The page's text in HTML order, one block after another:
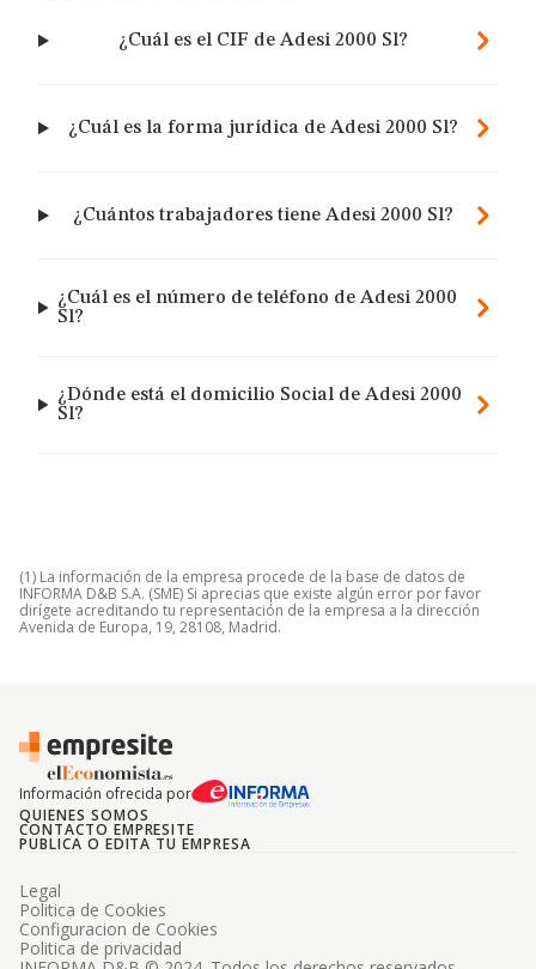
¿Cuál es el CIF de Adesi 2000 Sl?
¿Cuál es la forma jurídica de Adesi 2000 Sl?
¿Cuántos trabajadores tiene Adesi 2000 Sl?
¿Cuál es el número de teléfono de Adesi 2000
Sl?
¿Dónde está el domicilio Social de Adesi 2000
Sl?
(1) La información de la empresa procede de la base de datos de
INFORMA D&B S.A. (SME) Si aprecias que existe algún error por favor
dirígete acreditando tu representación de la empresa a la dirección
Avenida de Europa, 19, 28108, Madrid.
Información ofrecida por
QUIENES SOMOS
CONTACTO EMPRESITE
PUBLICA O EDITA TU EMPRESA
Legal
Politica de Cookies
Configuracion de Cookies
Politica de privacidad